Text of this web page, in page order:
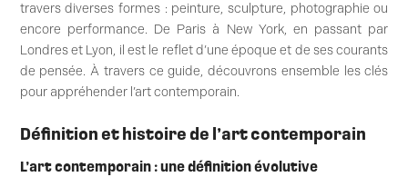
travers diverses formes : peinture, sculpture, photographie ou
encore performance. De Paris à New York, en passant par
Londres et Lyon, il est le reflet d’une époque et de ses courants
de pensée. À travers ce guide, découvrons ensemble les clés
pour appréhender l’art contemporain.
Définition et histoire de l’art contemporain
L’art contemporain : une définition évolutive